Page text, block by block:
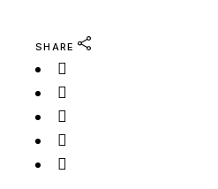
SHARE